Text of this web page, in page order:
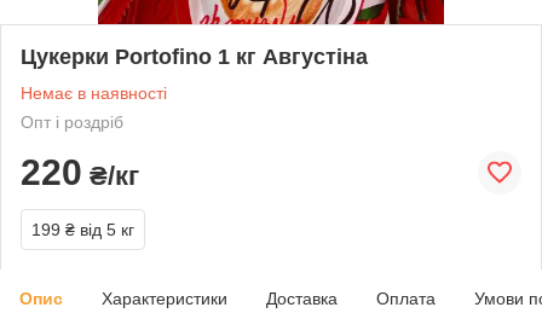
Цукерки Portofino 1 кг Августіна
Немає в наявності
Опт і роздріб
220 ₴/кг
199 ₴ від 5 кг
Опис Характеристики Доставка Оплата Умови